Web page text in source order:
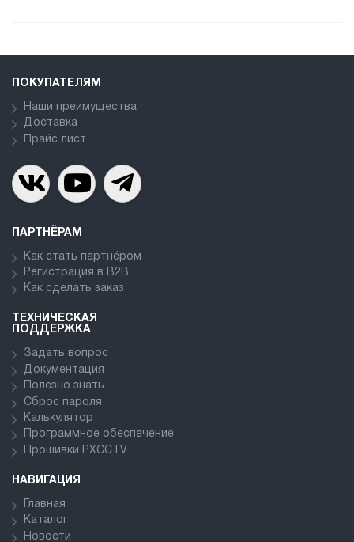
ПОКУПАТЕЛЯМ
Наши преимущества
Доставка
Прайс лист
ПАРТНЁРАМ
Как стать партнёром
Регистрация в В2В
Как сделать заказ
ТЕХНИЧЕСКАЯ
ПОДДЕРЖКА
Задать вопрос
Документация
Полезно знать
Сброс пароля
Калькулятор
Программное обеспечение
Прошивки PXCCTV
НАВИГАЦИЯ
Главная
Каталог
Новости